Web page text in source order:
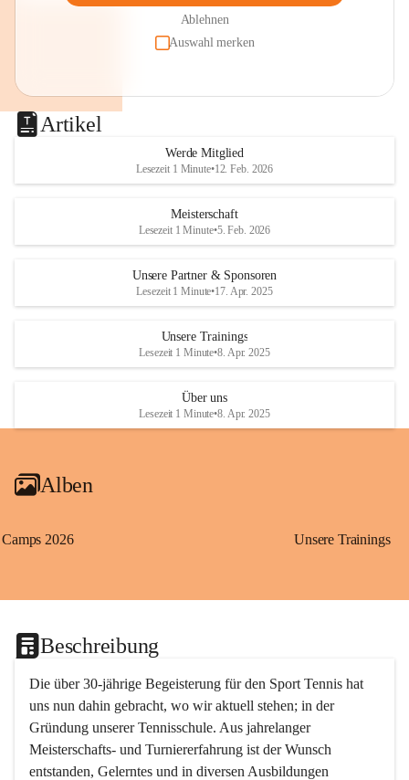
Ablehnen
Auswahl merken
Artikel
Werde Mitglied
Lesezeit 1 Minute•12. Feb. 2026
Meisterschaft
Lesezeit 1 Minute•5. Feb. 2026
Unsere Partner & Sponsoren
Lesezeit 1 Minute•17. Apr. 2025
Unsere Trainings
Lesezeit 1 Minute•8. Apr. 2025
Über uns
Lesezeit 1 Minute•8. Apr. 2025
Alben
Camps 2026 Unsere Trainings
Beschreibung
Die über 30-jährige Begeisterung für den Sport Tennis hat
uns nun dahin gebracht, wo wir aktuell stehen; in der
Gründung unserer Tennisschule. Aus jahrelanger
Meisterschafts- und Turniererfahrung ist der Wunsch
entstanden, Gelerntes und in diversen Ausbildungen